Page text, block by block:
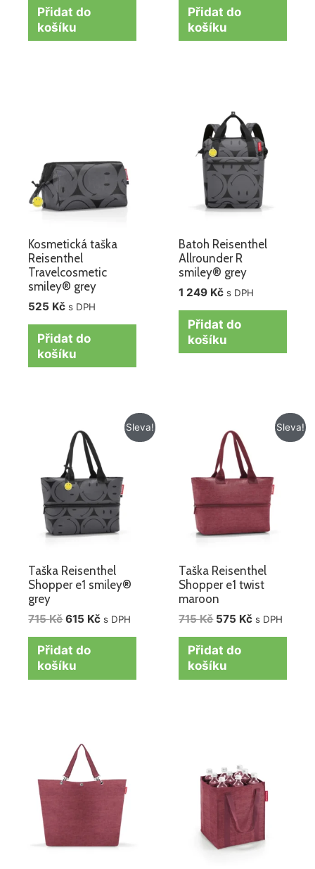
Přidat do
košíku
Přidat do
košíku
Kosmetická taška
Reisenthel
Travelcosmetic
smiley® grey
525 Kč s DPH
Přidat do
košíku
Batoh Reisenthel
Allrounder R
smiley® grey
1 249 Kč s DPH
Přidat do
košíku
Sleva!
Taška Reisenthel
Shopper e1 smiley®
grey
715Kč
cena
byla:
715 Kč.
615 Kč
Aktuální
cena
615 Kč.
s DPH
Přidat do
košíku
Sleva!
Taška Reisenthel
Shopper e1 twist
maroon
715Kč
cena
byla:
715 Kč.
575 Kč
Aktuální
cena
575 Kč.
s DPH
Přidat do
košíku